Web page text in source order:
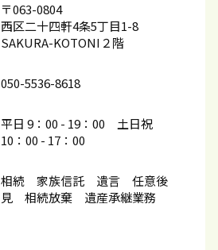
〒063-0804
西区二十四軒4条5丁目1-8
SAKURA-KOTONI２階
050-5536-8618
平日 9：00 - 19：00 土日祝
10：00​ - 17：00
相続 家族信託 遺言 任意後
見 相続放棄 遺産承継業務